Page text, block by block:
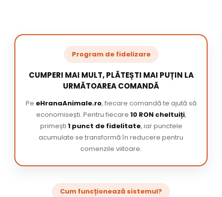
Program de fidelizare
CUMPERI MAI MULT, PLĂTEȘTI MAI PUȚIN LA
URMĂTOAREA COMANDĂ
Pe eHranaAnimale.ro, fiecare comandă te ajută să
economisești. Pentru fiecare 10 RON cheltuiți,
primești 1 punct de fidelitate, iar punctele
acumulate se transformă în reducere pentru
comenzile viitoare.
Cum funcționează sistemul?